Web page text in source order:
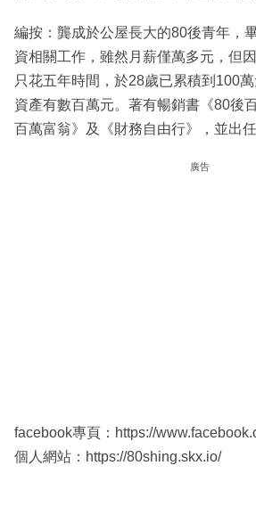
編按：龔成於公屋長大的80後青年，
資相關工作，雖然月薪僅萬多元，但
只花五年時間，於28歲已累積到100
資產有數百萬元。著有暢銷書《80後
百萬富翁》及《財務自由行》，並出
廣告
facebook專頁：https://
個人網站：https://80shing.skx.io/